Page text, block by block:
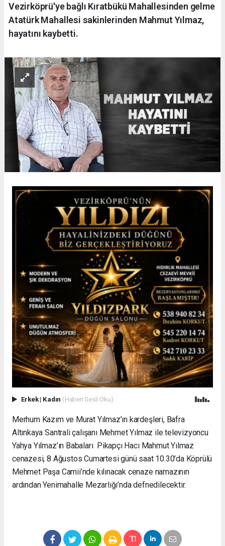
Vezirköprü'ye bağlı Kıratbükü Mahallesinden gelme
Atatürk Mahallesi sakinlerinden Mahmut Yılmaz,
hayatını kaybetti.
Erkek| Kadın (Haberi Sesli Oku)
Merhum Kazım ve Murat Yılmaz’ın kardeşleri, Bafra
Altınkaya Santrali çalışanı Mehmet Yılmaz ile televizyoncu
Yahya Yılmaz’ın Babaları Pikapçı Hacı Mahmut Yılmaz
cenazesi, 8 Ağustos Cumartesi günü saat 10.30’da Köprülü
Mehmet Paşa Camii’nde kılınacak cenaze namazının
ardından Yenimahalle Mezarlığı’nda defnedilecektir.